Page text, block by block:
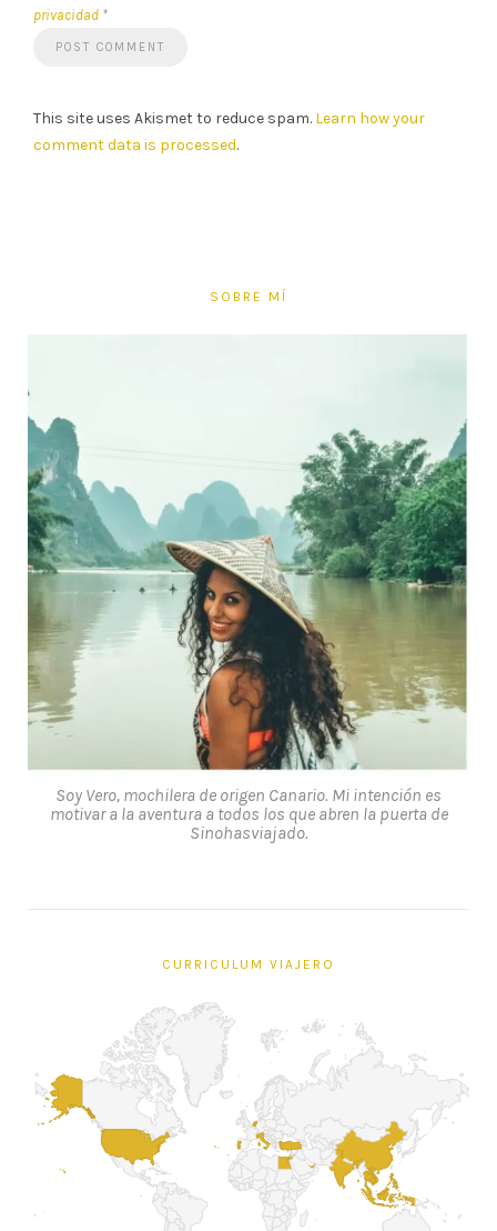
privacidad *
This site uses Akismet to reduce spam. Learn how your
comment data is processed.
SOBRE MÍ
Soy Vero, mochilera de origen Canario. Mi intención es
motivar a la aventura a todos los que abren la puerta de
Sinohasviajado.
CURRICULUM VIAJERO